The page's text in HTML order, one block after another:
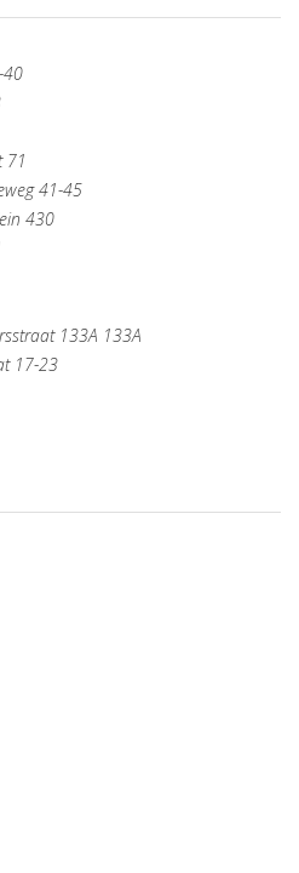
40
71
41-45
430
133A 133A
17-23